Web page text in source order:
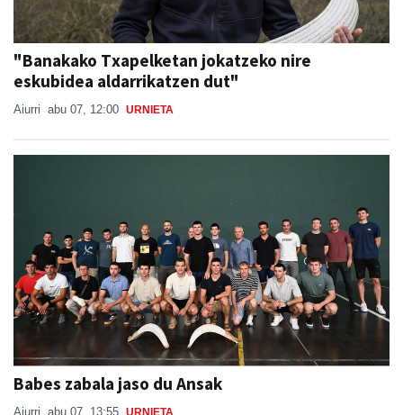
"Banakako Txapelketan jokatzeko nire
eskubidea aldarrikatzen dut"
Aiurri abu 07, 12:00 URNIETA
Babes zabala jaso du Ansak
Aiurri abu 07, 13:55 URNIETA